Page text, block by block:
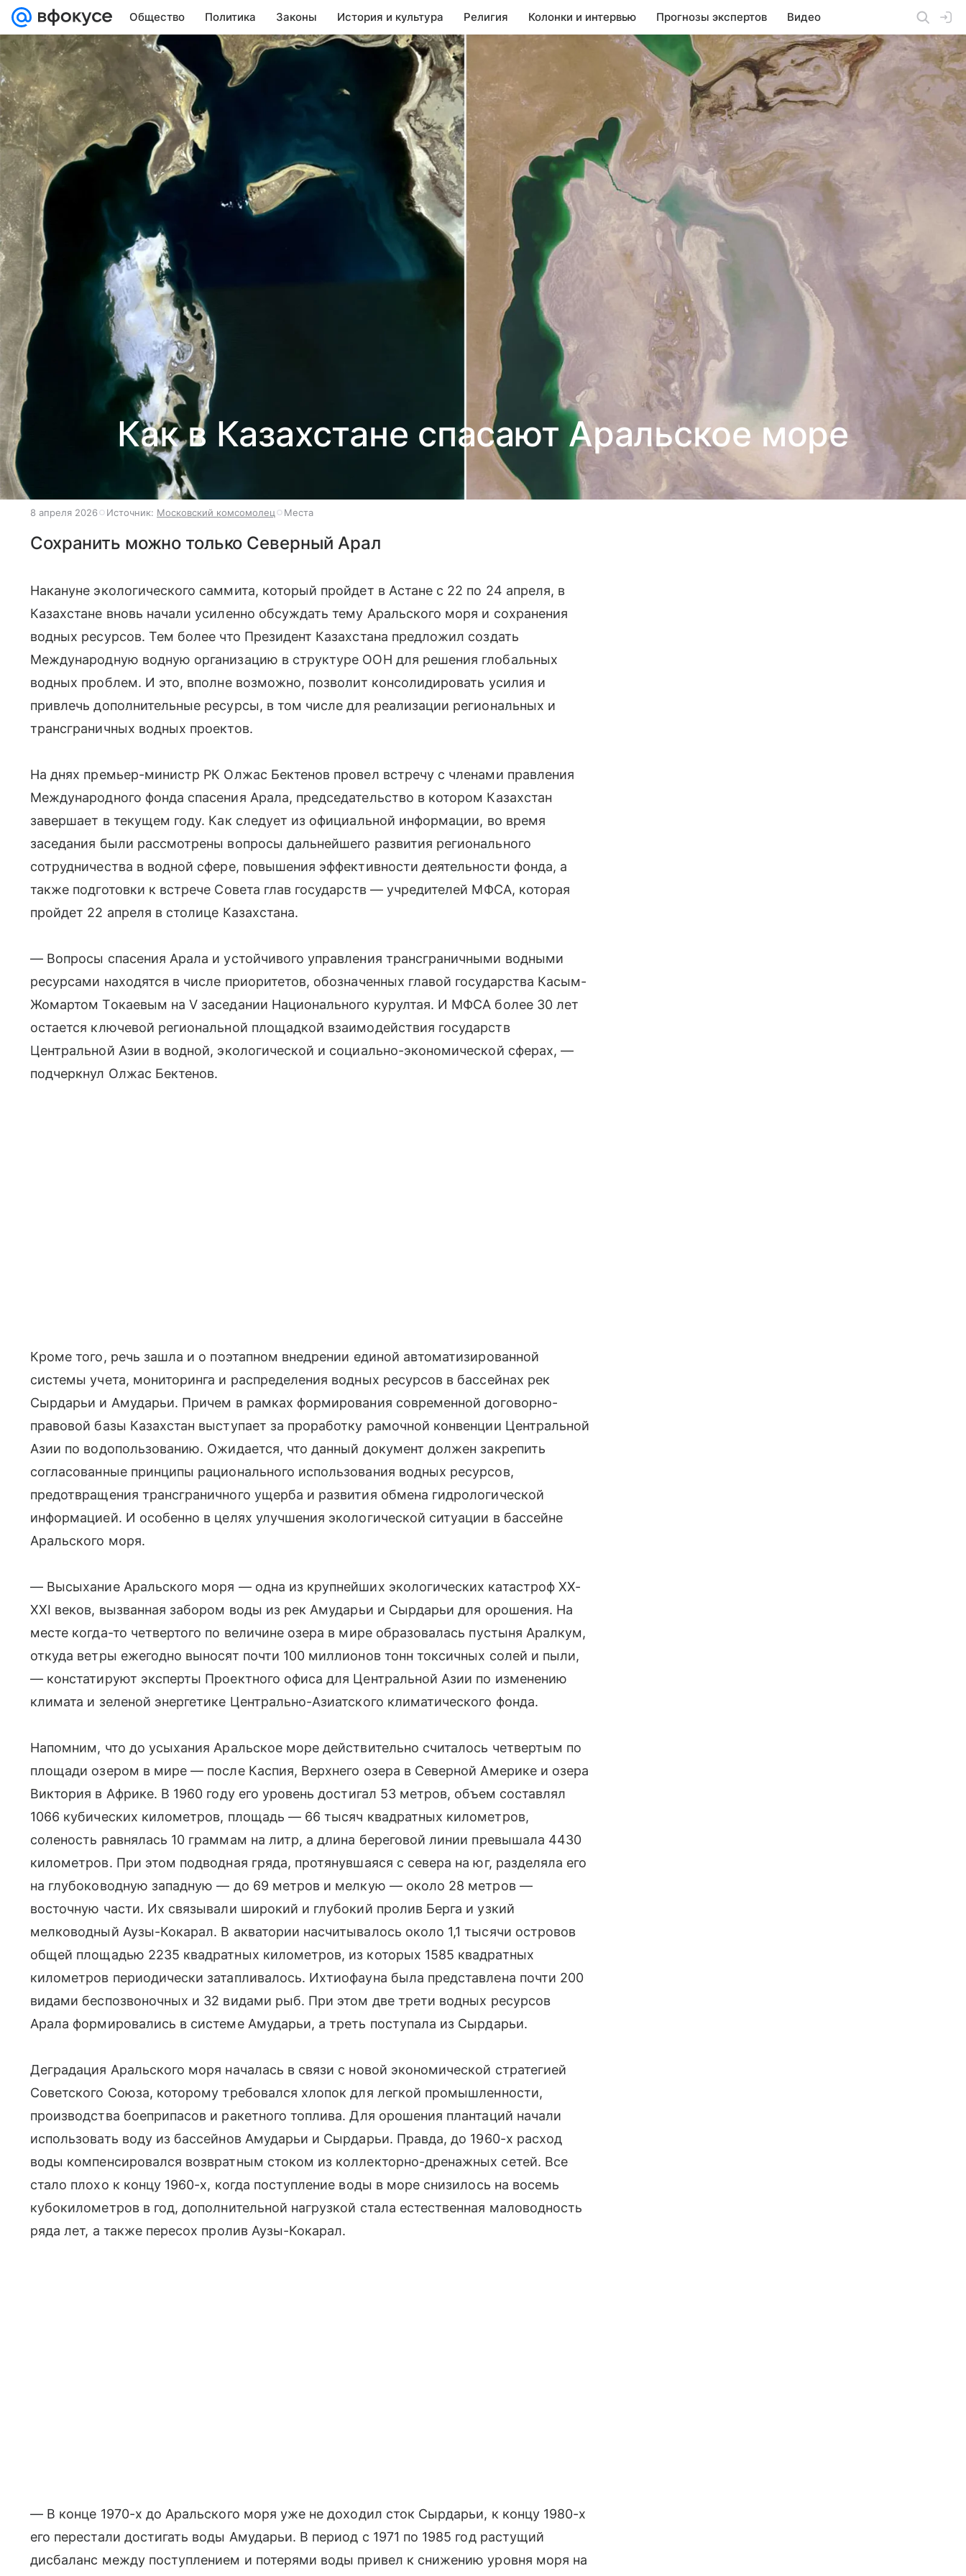
Общество Политика Законы История и культура Религия Колонки и интервью Прогнозы экспертов Видео
Как в Казахстане спасают Аральское море
8 апреля 2026 Источник: Московский комсомолец Места
Сохранить можно только Северный Арал
Накануне экологического саммита, который пройдет в Астане с 22 по 24 апреля, в
Казахстане вновь начали усиленно обсуждать тему Аральского моря и сохранения
водных ресурсов. Тем более что Президент Казахстана предложил создать
Международную водную организацию в структуре ООН для решения глобальных
водных проблем. И это, вполне возможно, позволит консолидировать усилия и
привлечь дополнительные ресурсы, в том числе для реализации региональных и
трансграничных водных проектов.
На днях премьер-министр РК Олжас Бектенов провел встречу с членами правления
Международного фонда спасения Арала, председательство в котором Казахстан
завершает в текущем году. Как следует из официальной информации, во время
заседания были рассмотрены вопросы дальнейшего развития регионального
сотрудничества в водной сфере, повышения эффективности деятельности фонда, а
также подготовки к встрече Совета глав государств — учредителей МФСА, которая
пройдет 22 апреля в столице Казахстана.
— Вопросы спасения Арала и устойчивого управления трансграничными водными
ресурсами находятся в числе приоритетов, обозначенных главой государства Касым-
Жомартом Токаевым на V заседании Национального курултая. И МФСА более 30 лет
остается ключевой региональной площадкой взаимодействия государств
Центральной Азии в водной, экологической и социально-экономической сферах, —
подчеркнул Олжас Бектенов.
Кроме того, речь зашла и о поэтапном внедрении единой автоматизированной
системы учета, мониторинга и распределения водных ресурсов в бассейнах рек
Сырдарьи и Амударьи. Причем в рамках формирования современной договорно-
правовой базы Казахстан выступает за проработку рамочной конвенции Центральной
Азии по водопользованию. Ожидается, что данный документ должен закрепить
согласованные принципы рационального использования водных ресурсов,
предотвращения трансграничного ущерба и развития обмена гидрологической
информацией. И особенно в целях улучшения экологической ситуации в бассейне
Аральского моря.
— Высыхание Аральского моря — одна из крупнейших экологических катастроф XX-
XXI веков, вызванная забором воды из рек Амударьи и Сырдарьи для орошения. На
месте когда-то четвертого по величине озера в мире образовалась пустыня Аралкум,
откуда ветры ежегодно выносят почти 100 миллионов тонн токсичных солей и пыли,
— констатируют эксперты Проектного офиса для Центральной Азии по изменению
климата и зеленой энергетике Центрально-Азиатского климатического фонда.
Напомним, что до усыхания Аральское море действительно считалось четвертым по
площади озером в мире — после Каспия, Верхнего озера в Северной Америке и озера
Виктория в Африке. В 1960 году его уровень достигал 53 метров, объем составлял
1066 кубических километров, площадь — 66 тысяч квадратных километров,
соленость равнялась 10 граммам на литр, а длина береговой линии превышала 4430
километров. При этом подводная гряда, протянувшаяся с севера на юг, разделяла его
на глубоководную западную — до 69 метров и мелкую — около 28 метров —
восточную части. Их связывали широкий и глубокий пролив Берга и узкий
мелководный Аузы-Кокарал. В акватории насчитывалось около 1,1 тысячи островов
общей площадью 2235 квадратных километров, из которых 1585 квадратных
километров периодически затапливалось. Ихтиофауна была представлена почти 200
видами беспозвоночных и 32 видами рыб. При этом две трети водных ресурсов
Арала формировались в системе Амударьи, а треть поступала из Сырдарьи.
Деградация Аральского моря началась в связи с новой экономической стратегией
Советского Союза, которому требовался хлопок для легкой промышленности,
производства боеприпасов и ракетного топлива. Для орошения плантаций начали
использовать воду из бассейнов Амударьи и Сырдарьи. Правда, до 1960-х расход
воды компенсировался возвратным стоком из коллекторно-дренажных сетей. Все
стало плохо к концу 1960-х, когда поступление воды в море снизилось на восемь
кубокилометров в год, дополнительной нагрузкой стала естественная маловодность
ряда лет, а также пересох пролив Аузы-Кокарал.
— В конце 1970-х до Аральского моря уже не доходил сток Сырдарьи, к концу 1980-х
его перестали достигать воды Амударьи. В период с 1971 по 1985 год растущий
дисбаланс между поступлением и потерями воды привел к снижению уровня моря на